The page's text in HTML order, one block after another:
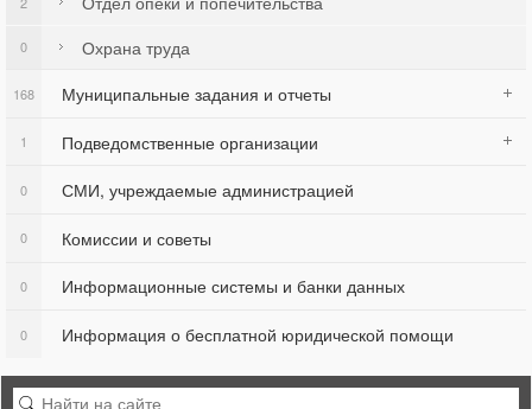
Охрана труда
0
Муниципальные задания и отчеты
168
Подведомственные организации
1
СМИ, учреждаемые администрацией
0
Комиссии и советы
0
Информационные системы и банки данных
0
Информация о бесплатной юридической помощи
0